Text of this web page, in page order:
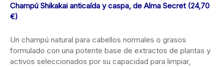
Champú Shikakai anticaída y caspa, de Alma Secret (24,70
€)
Un champú natural para cabellos normales o grasos
formulado con una potente base de extractos de plantas y
activos seleccionados por su capacidad para limpiar,